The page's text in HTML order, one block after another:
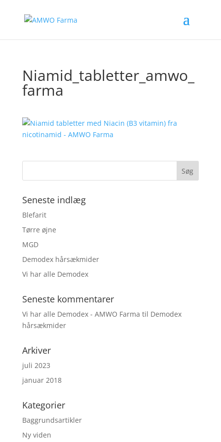
Niamid_tabletter_amwo_
farma
Seneste indlæg
Blefarit
Tørre øjne
MGD
Demodex hårsækmider
Vi har alle Demodex
Seneste kommentarer
Vi har alle Demodex - AMWO Farma til Demodex
hårsækmider
Arkiver
juli 2023
januar 2018
Kategorier
Baggrundsartikler
Ny viden